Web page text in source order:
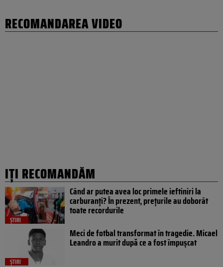
RECOMANDAREA VIDEO
IȚI RECOMANDĂM
ȘTIRI
Când ar putea avea loc primele ieftiniri la
carburanți? În prezent, prețurile au doborât
toate recordurile
ȘTIRI
Meci de fotbal transformat în tragedie. Micael
Leandro a murit după ce a fost împușcat